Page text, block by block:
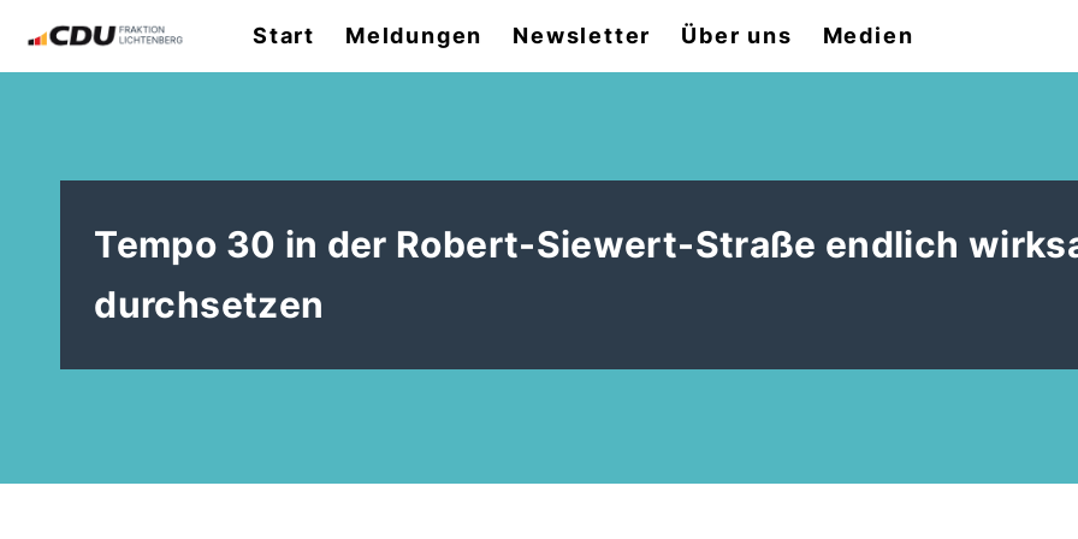
Start Meldungen Newsletter Über uns Medien
Tempo 30 in der Robert-Siewert-Straße endlich
durchsetzen